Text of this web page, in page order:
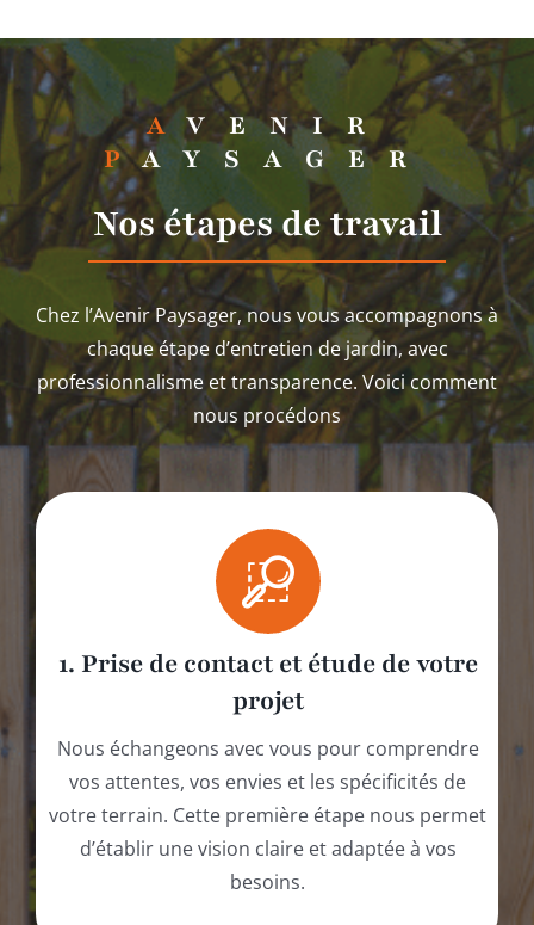
AVENIR
PAYSAGER
Nos étapes de travail
Chez l’Avenir Paysager, nous vous accompagnons à
chaque étape d’entretien de jardin, avec
professionnalisme et transparence. Voici comment
nous procédons
1. Prise de contact et étude de votre
projet
Nous échangeons avec vous pour comprendre
vos attentes, vos envies et les spécificités de
votre terrain. Cette première étape nous permet
d’établir une vision claire et adaptée à vos
besoins.